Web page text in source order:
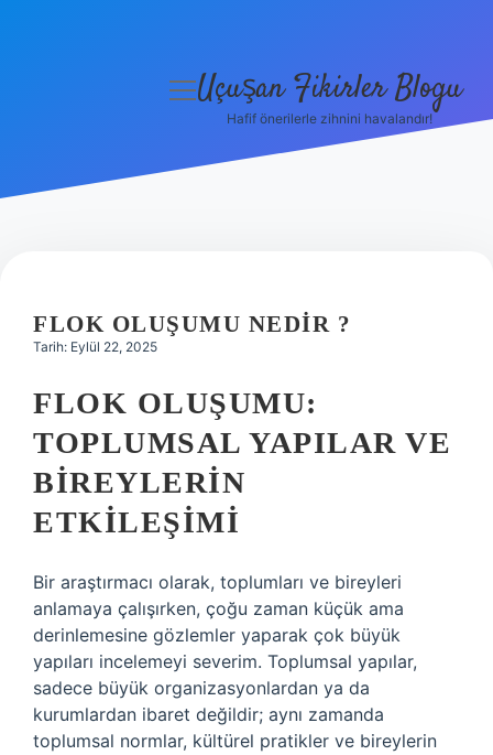
Hakkımızda
menüyü
Uçuşan Fikirler Blogu
Hafif önerilerle zihnini havalandır!
FLOK OLUŞUMU NEDIR ?
Tarih: Eylül 22, 2025
FLOK OLUŞUMU:
TOPLUMSAL YAPILAR VE
BIREYLERIN
ETKILEŞIMI
Bir araştırmacı olarak, toplumları ve bireyleri
anlamaya çalışırken, çoğu zaman küçük ama
derinlemesine gözlemler yaparak çok büyük
yapıları incelemeyi severim. Toplumsal yapılar,
sadece büyük organizasyonlardan ya da
kurumlardan ibaret değildir; aynı zamanda
toplumsal normlar, kültürel pratikler ve bireylerin